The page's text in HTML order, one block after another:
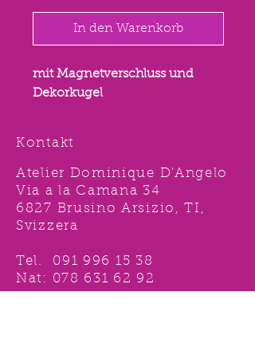
In den Warenkorb
mit Magnetverschluss und
Dekorkugel
Kontakt
Atelier Dominique D'Angelo
Via a la Camana 34
6827 Brusino Arsizio, TI,
Svizzera
Tel. 091 996 15 38
Nat: 078 631 62 92